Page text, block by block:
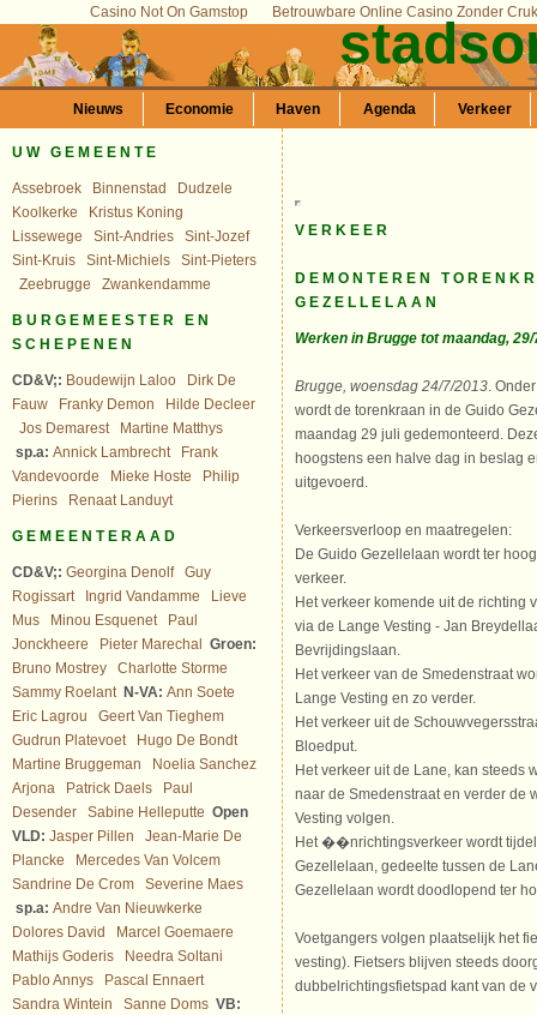
Casino Not On Gamstop Betrouwbare Online Casino Zonder
Nieuws Economie Haven Agenda Verkeer
UW GEMEENTE
Assebroek Binnenstad
Dudzele
Koolkerke
Kristus Koning
Lissewege
Sint-Andries
Sint-Jozef
Sint-Kruis
Sint-Michiels
Sint-Pieters
Zeebrugge
Zwankendamme
BURGEMEESTER EN
SCHEPENEN
CD&V;: Boudewijn Laloo
Dirk De
Fauw
Franky Demon
Hilde Decleer
Jos Demarest
Martine Matthys
sp.a: Annick Lambrecht
Frank
Vandevoorde
Mieke Hoste
Philip
Pierins
Renaat Landuyt
GEMEENTERAAD
CD&V;: Georgina Denolf
Guy
Rogissart
Ingrid Vandamme
Lieve
Mus
Minou Esquenet
Paul
Jonckheere
Pieter Marechal Groen:
Bruno Mostrey
Charlotte Storme
Sammy Roelant N-VA: Ann Soete
Eric Lagrou
Geert Van Tieghem
Gudrun Platevoet
Hugo De Bondt
Martine Bruggeman
Noelia Sanchez
Arjona
Patrick Daels
Paul
Desender
Sabine Helleputte Open
VLD: Jasper Pillen
Jean-Marie De
Plancke
Mercedes Van Volcem
Sandrine De Crom
Severine Maes
sp.a: Andre Van Nieuwkerke
Dolores David
Marcel Goemaere
Mathijs Goderis
Needra Soltani
Pablo Annys
Pascal Ennaert
Sandra Wintein
Sanne Doms VB:
VERKEER
DEMONTEREN
GEZELLELAAN
Werken in Brugge tot maandag, 29/
Brugge, woensdag 24/7/2013.
wordt de torenkraan in de Guido
maandag 29 juli gedemonteerd.
hoogstens een halve dag in beslag
uitgevoerd.
Verkeersverloop en maatregelen:
De Guido Gezellelaan wordt ter
verkeer.
Het verkeer komende uit de richting
via de Lange Vesting - Jan
Bevrijdingslaan.
Het verkeer van de Smedenstraat
Lange Vesting en zo verder.
Het verkeer uit de
Bloedput.
Het verkeer uit de Lane, kan steeds
naar de Smedenstraat en verder de
Vesting volgen.
Het ��nrichtingsverkeer wordt
Gezellelaan, gedeelte tussen de
Gezellelaan wordt doodlopend ter
Voetgangers volgen plaatselijk het
vesting). Fietsers blijven steeds
dubbelrichtingsfietspad kant van de